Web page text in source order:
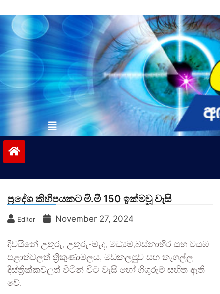
to
contentvinivida.lk
ප්‍රදේශ කිහිපයකට මි.මී 150 ඉක්මවූ වැසි
Editor November 27, 2024
දිවයිනේ උතුරු, උතුරු-මැද, මධ්‍යම,බස්නාහිර සහ වයඹ
පළාත්වලත් ත්‍රිකුණාමලය, මඩකලපුව සහ කෑගල්ල
දිස්ත්‍රික්කවලත් විටින් විට වැසි හෝ ගිගුරුම් සහිත ඇති
වේ.